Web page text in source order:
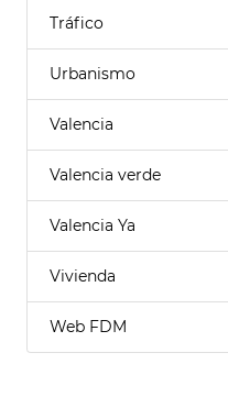
Tráfico
Urbanismo
Valencia
Valencia verde
Valencia Ya
Vivienda
Web FDM